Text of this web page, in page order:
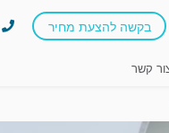
בקשה להצעת מחיר
קשר